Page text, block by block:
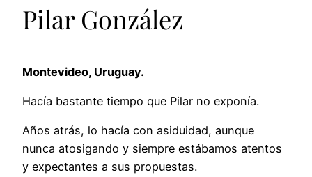
Pilar González
Montevideo, Uruguay.
Hacía bastante tiempo que Pilar no exponía.
Años atrás, lo hacía con asiduidad, aunque
nunca atosigando y siempre estábamos atentos
y expectantes a sus propuestas.